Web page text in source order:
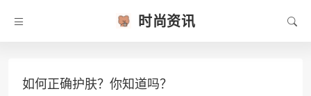
时尚资讯
如何正确护肤？你知道吗？